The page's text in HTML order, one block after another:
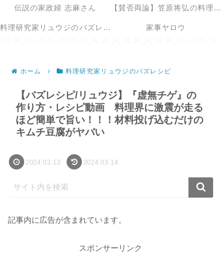
伝説の家政婦 志麻さん 【賛否両論】笠原将弘の料理のほそ道
料理研究家リュウジのバズレシピ 家事ヤロウ
ホーム 料理研究家リュウジのバズレシピ
【バズレシピ/リュウジ】『虚無チゲ』の
作り方・レシピ動画 料理界に激震が走る
ほど簡単で旨い！！！材料投げ込むだけの
キムチ豆腐がヤバい
2024.03.13 2024.03.14
記事内に広告が含まれています。
スポンサーリンク